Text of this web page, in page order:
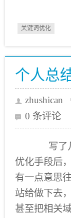
关键词优化
个人总
zhushican
0 条评论
写了几
优化手段后
有一点意思
站给做下去
甚至把相关